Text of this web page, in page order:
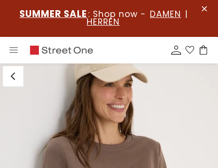
SUMMER SALE : Shop now - DAMEN |
HERREN